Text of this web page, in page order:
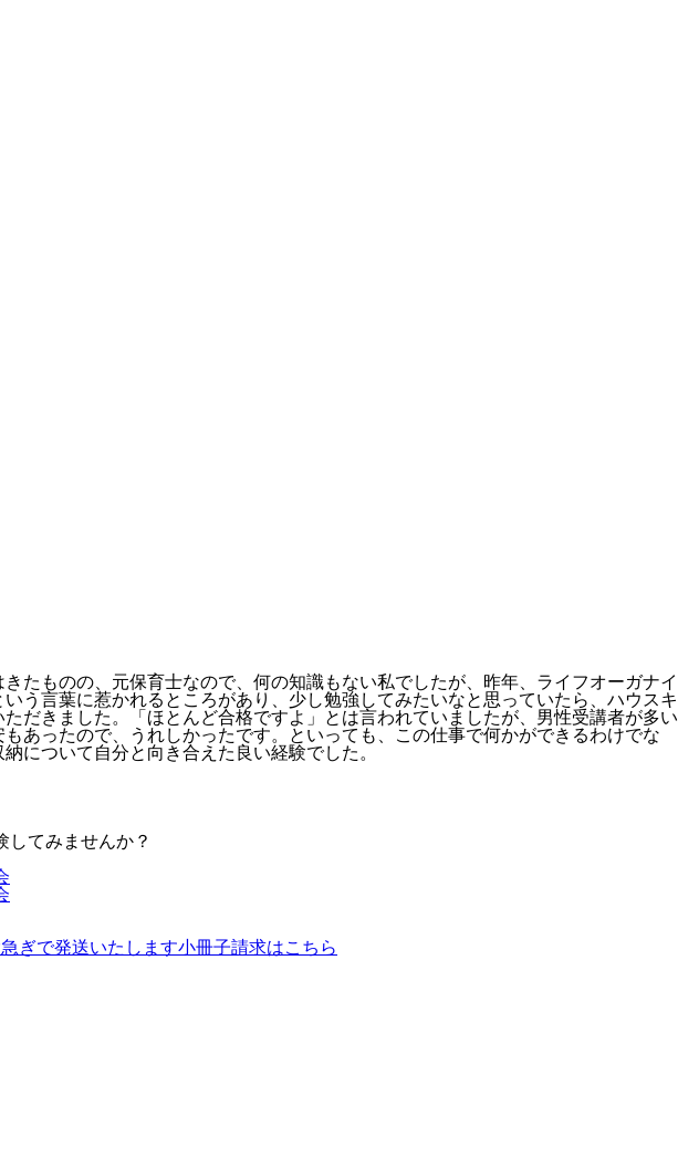
たものの、元保育士なので、何の知識もない私でしたが、昨年、ライフオーガナイ
う言葉に惹かれるところがあり、少し勉強してみたいなと思っていたら、ハウスキ
だきました。「ほとんど合格ですよ」とは言われていましたが、男性受講者が多い
あったので、うれしかったです。といっても、この仕事で何かができるわけでな
について自分と向き合えた良い経験でした。